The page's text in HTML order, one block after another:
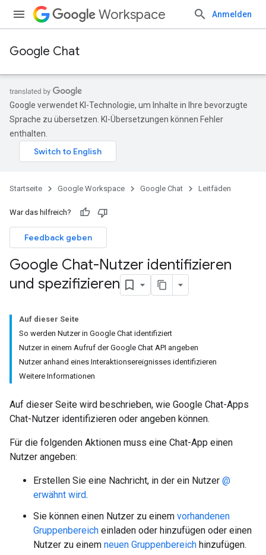
Workspace Anmelden
Google Chat
Google verwendet KI-Technologie, um Inhalte in Ihre bevorzugte
Sprache zu übersetzen. KI-Übersetzungen können Fehler
enthalten.
Startseite Google Workspace Google Chat Leitfäden
War das hilfreich?
Feedback geben
Google Chat-Nutzer identifizieren
und spezifizieren
Auf dieser Seite
So werden Nutzer in Google Chat identifiziert
Nutzer in einem Aufruf der Google Chat API angeben
Nutzer anhand eines Interaktionsereignisses identifizieren
Weitere Informationen
Auf dieser Seite wird beschrieben, wie Google Chat-Apps
Chat-Nutzer identifizieren oder angeben können.
Für die folgenden Aktionen muss eine Chat-App einen
Nutzer angeben:
Erstellen Sie eine Nachricht, in der ein Nutzer @
erwähnt wird.
Sie können einen Nutzer zu einem vorhandenen
Gruppenbereich einladen oder hinzufügen oder einen
Nutzer zu einem neuen Gruppenbereich hinzufügen.